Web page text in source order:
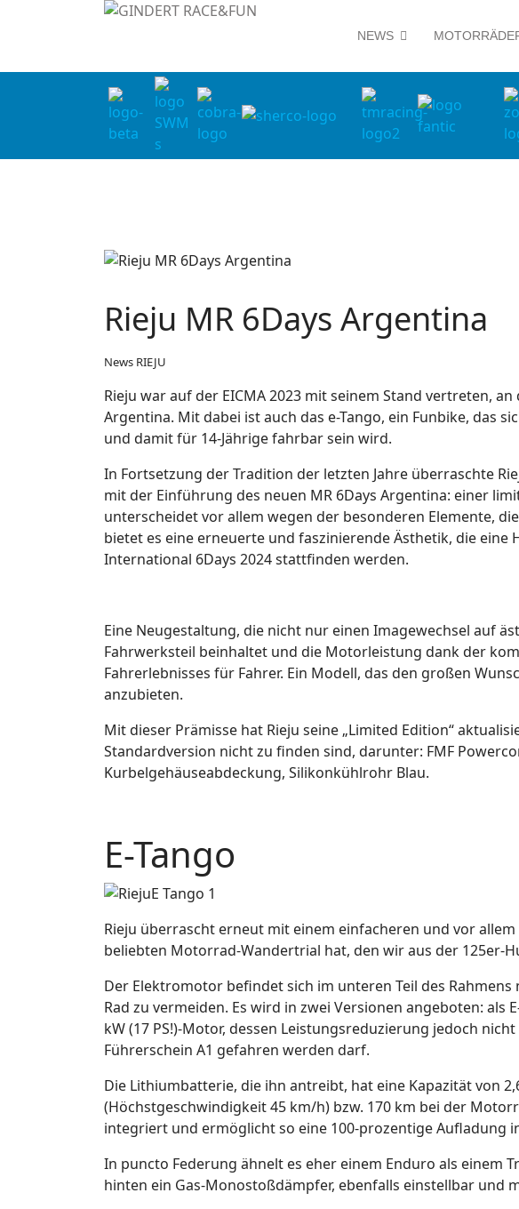
NEWS
Rieju MR 6Days Argentina
News RIEJU
Rieju war auf der EICMA 2023 mit seinem Stand vertreten,
Argentina. Mit dabei ist auch das e-Tango, ein Funbike, das
und damit für 14-Jährige fahrbar sein wird.
In Fortsetzung der Tradition der letzten Jahre überraschte
mit der Einführung des neuen MR 6Days Argentina: einer
unterscheidet vor allem wegen der besonderen Elemente,
bietet es eine erneuerte und faszinierende Ästhetik, die eine
International 6Days 2024 stattfinden werden.
Eine Neugestaltung, die nicht nur einen Imagewechsel auf
Fahrwerksteil beinhaltet und die Motorleistung dank der
Fahrerlebnisses für Fahrer. Ein Modell, das den großen
anzubieten.
Mit dieser Prämisse hat Rieju seine „Limited Edition“
Standardversion nicht zu finden sind, darunter: FMF
Kurbelgehäuseabdeckung, Silikonkühlrohr Blau.
E-Tango
Rieju überrascht erneut mit einem einfacheren und vor
beliebten Motorrad-Wandertrial hat, den wir aus der 125er-
Der Elektromotor befindet sich im unteren Teil des
Rad zu vermeiden. Es wird in zwei Versionen angeboten:
kW (17 PS!)-Motor, dessen Leistungsreduzierung jedoch
Führerschein A1 gefahren werden darf.
Die Lithiumbatterie, die ihn antreibt, hat eine Kapazität von
(Höchstgeschwindigkeit 45 km/h) bzw. 170 km bei der
integriert und ermöglicht so eine 100-prozentige Aufladung
In puncto Federung ähnelt es eher einem Enduro als einem
hinten ein Gas-Monostoßdämpfer, ebenfalls einstellbar und